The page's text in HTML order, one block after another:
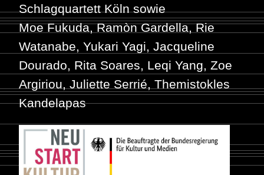
Schlagquartett Köln sowie
Moe Fukuda, Ramòn Gardella, Rie
Watanabe, Yukari Yagi, Jacqueline
Dourado, Rita Soares, Leqi Yang, Zoe
Argiriou, Juliette Serrié, Themistokles
Kandelapas